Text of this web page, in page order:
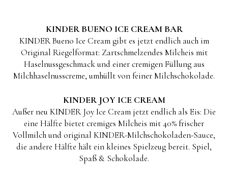
KINDER BUENO ICE CREAM BAR
KINDER Bueno Ice Cream gibt es jetzt endlich auch im
Original Riegelformat: Zartschmelzendes Milcheis mit
Haselnussgeschmack und einer cremigen Füllung aus
Milchhaselnusscreme, umhüllt von feiner Milchschokolade.
KINDER JOY ICE CREAM
Außer neu KINDER Joy Ice Cream jetzt endlich als Eis: Die
eine Hälfte bietet cremiges Milcheis mit 40% frischer
Vollmilch und original KINDER-Milchschokoladen-Sauce,
die andere Hälfte hält ein kleines Spielzeug bereit. Spiel,
Spaß & Schokolade.